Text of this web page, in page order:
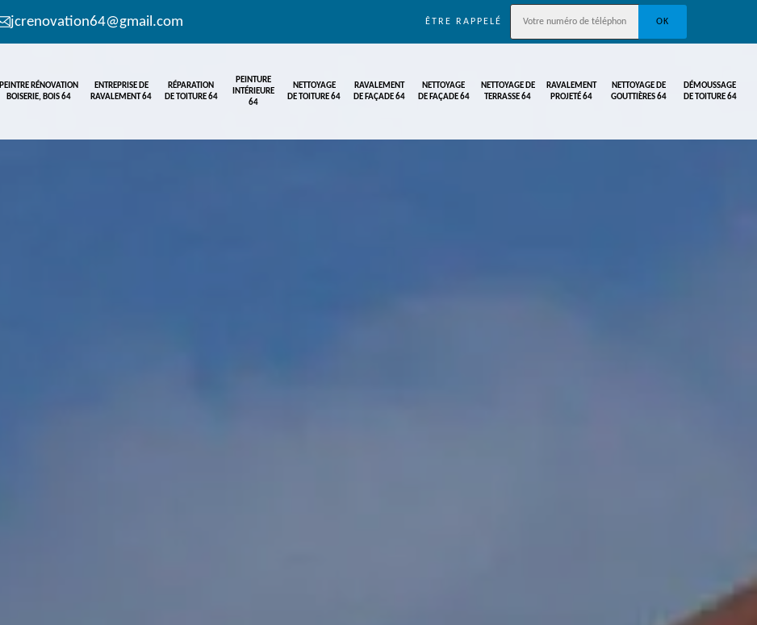
jcrenovation64@gmail.com ÊTRE RAPPELÉ
PEINTRE RÉNOVATION
BOISERIE, BOIS 64
ENTREPRISE DE
RAVALEMENT 64
RÉPARATION
DE TOITURE 64
PEINTURE
INTÉRIEURE
64
NETTOYAGE
DE TOITURE 64
RAVALEMENT
DE FAÇADE 64
NETTOYAGE
DE FAÇADE 64
NETTOYAGE DE
TERRASSE 64
RAVALEMENT
PROJETÉ 64
NETTOYAGE DE
GOUTTIÈRES 64
DÉMOUSSAGE
DE TOITURE 64